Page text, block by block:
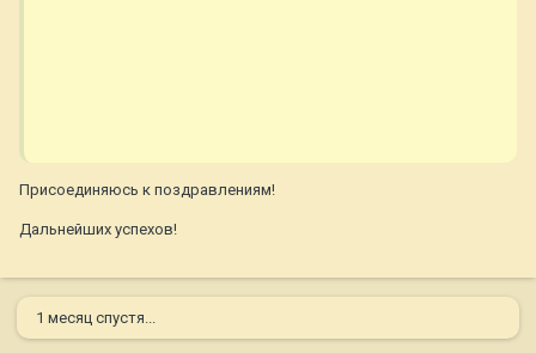
Присоединяюсь к поздравлениям!
Дальнейших успехов!
1 месяц спустя...